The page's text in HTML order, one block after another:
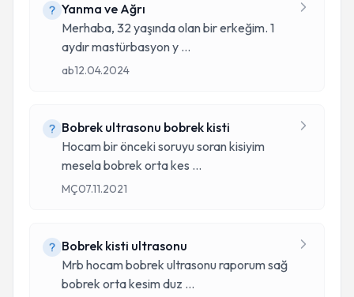
Yanma ve Ağrı
Merhaba, 32 yaşında olan bir erkeğim. 1
aydır mastürbasyon y ...
ab12.04.2024
Bobrek ultrasonu bobrek kisti
Hocam bir önceki soruyu soran kisiyim
mesela bobrek orta kes ...
MÇ07.11.2021
Bobrek kisti ultrasonu
Mrb hocam bobrek ultrasonu raporum sağ
bobrek orta kesim duz ...